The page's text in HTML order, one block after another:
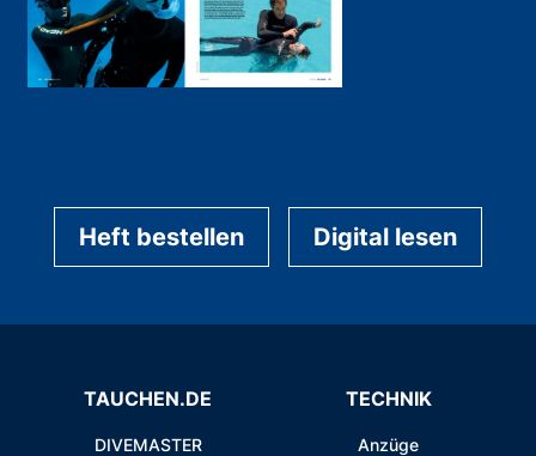
Heft bestellen Digital lesen
TAUCHEN.DE
DIVEMASTER
TECHNIK
Anzüge